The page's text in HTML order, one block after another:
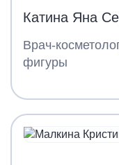
Катина Яна
Врач-
фигуры